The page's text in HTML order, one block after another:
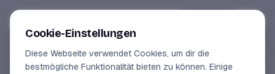
Online-Kurse
Cookie-Einstellungen
Diese Webseite verwendet Cookies, um dir die
bestmögliche Funktionalität bieten zu können. Einige